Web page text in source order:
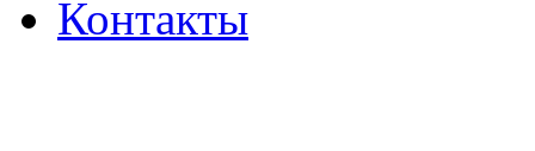
Контакты